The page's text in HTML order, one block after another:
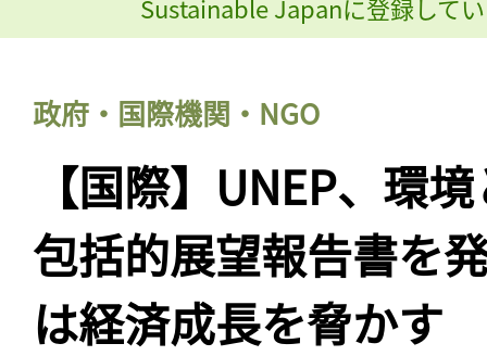
Sustainable Japanに登録して
政府・国際機関・NGO
【国際】UNEP、環
包括的展望報告書を
は経済成長を脅かす